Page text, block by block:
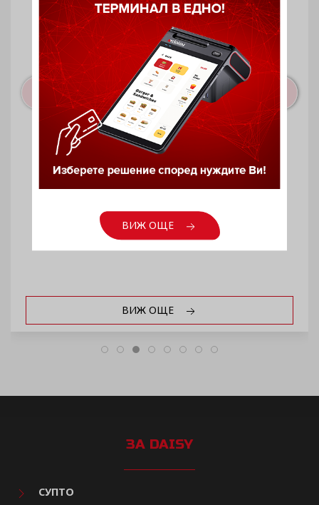
UV пура за Safescan 50 и 70
ВИЖ ОЩЕ
ЗА DAISY
СУПТО
ВИЖ ОЩЕ